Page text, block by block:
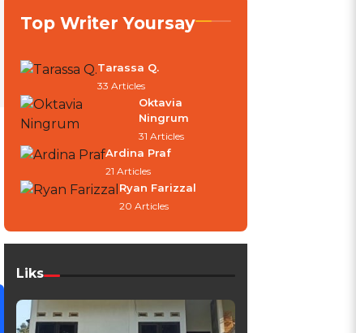
Top Writer Yoursay
Tarassa Q.
33 Articles
Oktavia
Ningrum
31 Articles
Ardina Praf
21 Articles
Ryan Farizzal
20 Articles
Liks